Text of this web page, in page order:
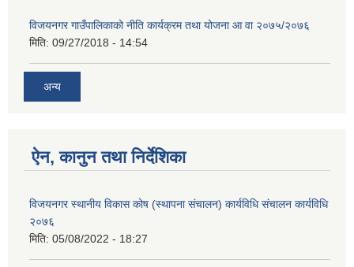
विजयनगर गाउँपालिकाको नीति कार्यक्रम तथा योजना आ वा २०७५/२०७६
मिति: 09/27/2018 - 14:54
अन्य
ऐन, कानुन तथा निर्देशिका
विजयनगर स्थानीय विकास कोष (स्थापना संचालन) कार्यविधि संचालन कार्यविधि
२०७६
मिति: 05/08/2022 - 18:27